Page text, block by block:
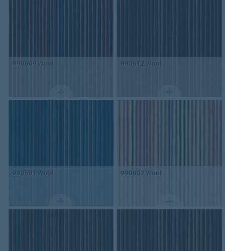
990609 Wool 990612 Wool
990601 Wool 990607 Wool